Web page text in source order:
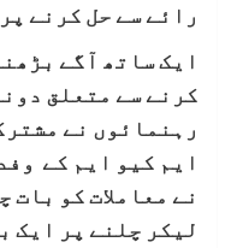
رائے سے حل کرنے
ایک ساتھ آگے
کرنے سے متعلق
رہنمائوں نے
ایم کیو ایم کے
نے معاملات کو
لیکر چلنے پر ایک